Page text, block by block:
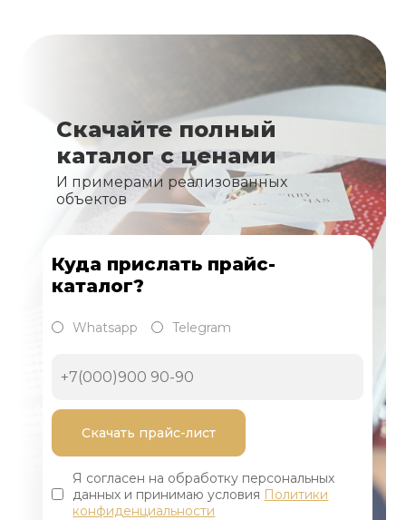
Скачайте полный
каталог с ценами
И примерами реализованных
объектов
Куда прислать прайс-
каталог?
Whatsapp Telegram
Я согласен на обработку персональных
данных и принимаю условия Политики
конфиденциальности